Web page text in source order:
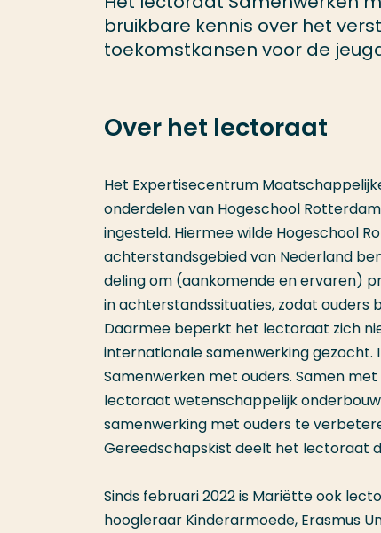
bruikbare kennis over het
toekomstkansen voor de
Over het lectoraat
Het Expertisecentrum
onderdelen van Hogeschool
ingesteld. Hiermee wilde Hogeschool
achterstandsgebied van Nederland
deling om (aankomende en ervaren)
in achterstandssituaties, zodat ouders
Daarmee beperkt het lectoraat zich
internationale samenwerking
Samenwerken met ouders. Samen
lectoraat wetenschappelijk
samenwerking met ouders te
Gereedschapskist deelt het lectoraat
Sinds februari 2022 is Mariëtte ook
hoogleraar Kinderarmoede, Erasmus